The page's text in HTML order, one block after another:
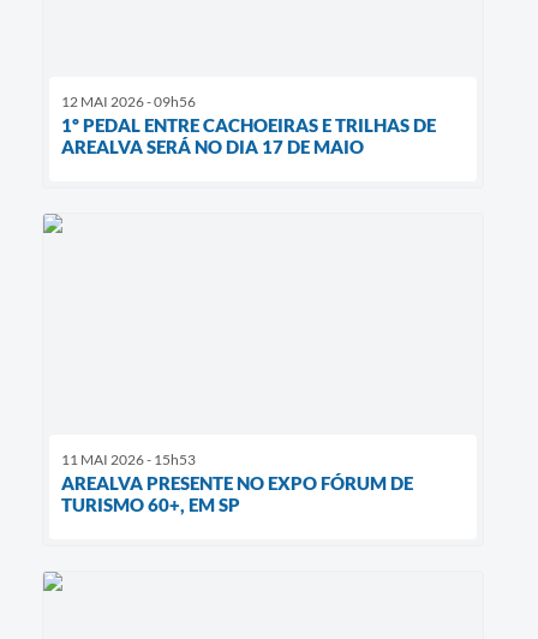
12 MAI 2026 - 09h56
1º PEDAL ENTRE CACHOEIRAS E TRILHAS DE
AREALVA SERÁ NO DIA 17 DE MAIO
11 MAI 2026 - 15h53
AREALVA PRESENTE NO EXPO FÓRUM DE
TURISMO 60+, EM SP